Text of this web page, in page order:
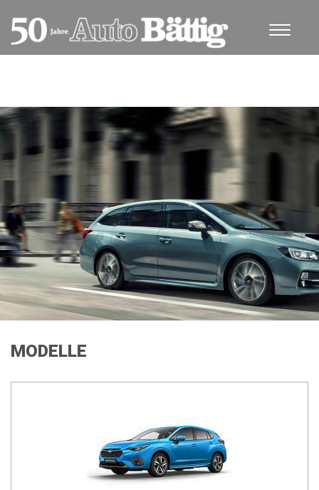
MODELLE